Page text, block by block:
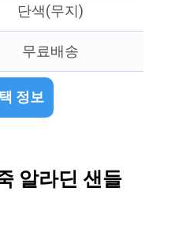
단색(무지)
무료배송
정보
알라딘 샌들